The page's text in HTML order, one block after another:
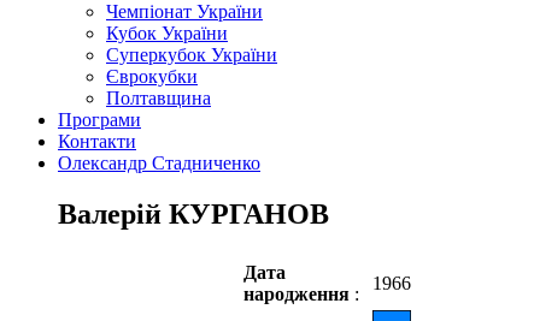
Чемпіонат України
Кубок України
Суперкубок України
Єврокубки
Полтавщина
Програми
Контакти
Олександр Стадниченко
Валерій КУРГАНОВ
Дата
народження :
1966